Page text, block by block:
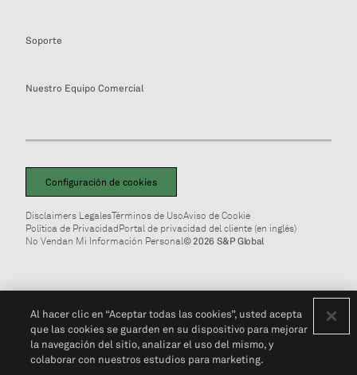
Soporte
Nuestro Equipo Comercial
Configuración de cookies
Disclaimers LegalesTérminos de UsoAviso de Cookie
Política de PrivacidadPortal de privacidad del cliente (en inglés)
No Vendan Mi Información Personal© 2026 S&P Global
Al hacer clic en “Aceptar todas las cookies”, usted acepta
que las cookies se guarden en su dispositivo para mejorar
la navegación del sitio, analizar el uso del mismo, y
colaborar con nuestros estudios para marketing.